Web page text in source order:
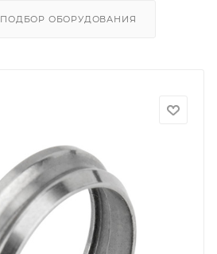
ПОДБОР ОБОРУДОВАНИЯ